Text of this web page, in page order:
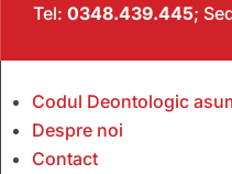
Tel: 0348.439.445;
Codul Deontologic
Despre noi
Contact